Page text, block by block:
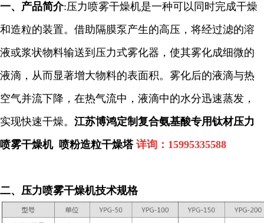
一、 产品简介:压力喷雾干燥机是一种可以同时完成干燥
和造粒的装置。借助隔膜泵产生的高压，将经过滤的溶
液或浆状物料输送到压力式雾化器，使其雾化成细微的
液滴，从而显著增大物料的表面积。雾化后的液滴与热
空气并流下降，在热气流中，液滴中的水分迅速蒸发，
实现快速干燥。 江苏博鸿定制复合氨基酸专用钛材压力
喷雾干燥机 喷粉造粒干燥塔 详询： 15995335588
二、压力喷雾干燥机技术规格